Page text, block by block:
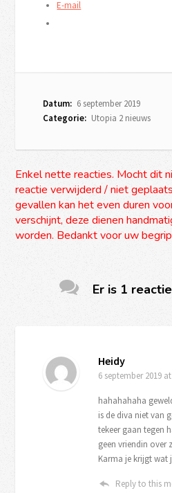
E-mail
Datum: 6 september 2019
Categorie: Utopia 2 nieuws
Enkel nette reacties. Mocht dit
reactie verwijderd / niet
gevallen kan het even duren
verschijnt, deze dienen
worden. Bedankt voor uw
Er is 1
Heidy
6 september 2019
hahahahaha
is de diva niet van
tekeer gaan tegen
geen vriendin over
Karma je krijgt wat
Reply to this